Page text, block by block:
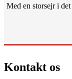
Med en storsejr i
Kontakt os